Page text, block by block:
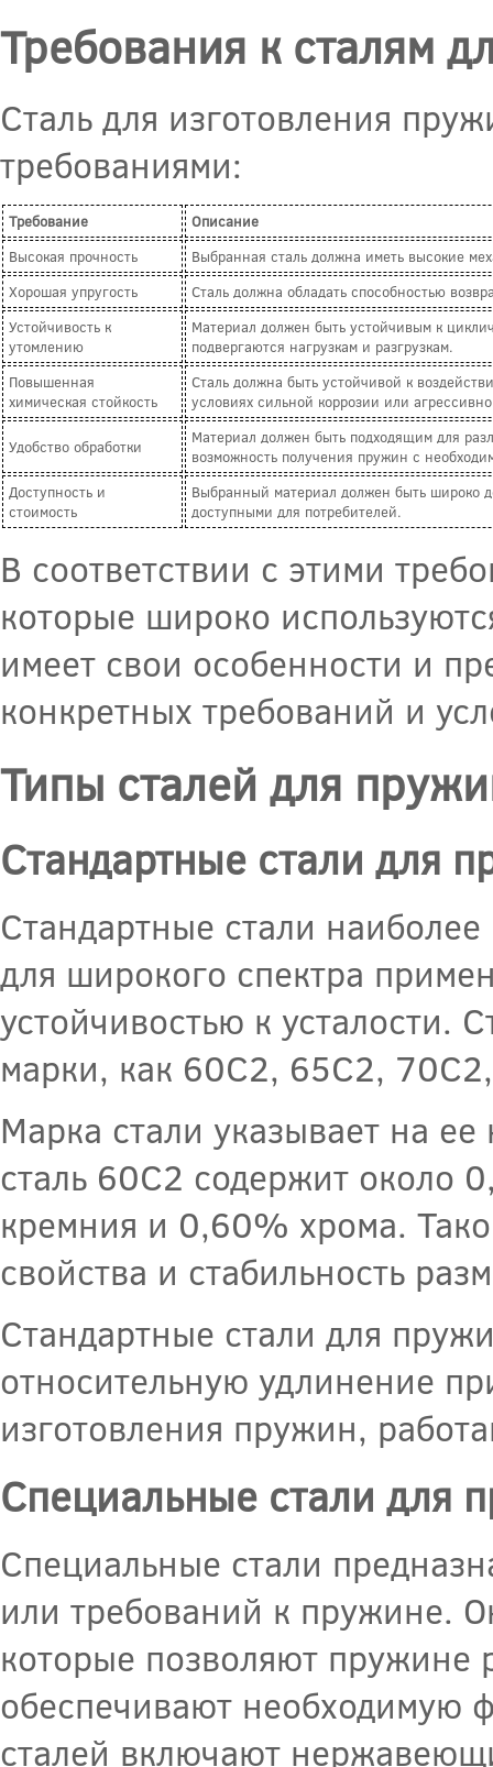
Требования к сталям
Сталь для изготовления
требованиями:
Требование
Описание
Высокая прочность
Выбранная сталь должна иметь высокие
Хорошая упругость
Сталь должна обладать способностью
Устойчивость к
утомлению
Материал должен быть устойчивым к
подвергаются нагрузкам и разгрузкам.
Повышенная
химическая стойкость
Сталь должна быть устойчивой к
условиях сильной коррозии или
Удобство обработки
Материал должен быть подходящим для
возможность получения пружин с
Доступность и
стоимость
Выбранный материал должен быть широко
доступными для потребителей.
В соответствии с этими
которые широко
имеет свои особенности и
конкретных требований и
Типы сталей для
Стандартные стали для
Стандартные стали
для широкого спектра
устойчивостью к усталости.
марки, как 60С2, 65С2,
Марка стали указывает на
сталь 60С2 содержит около
кремния и 0,60% хрома.
свойства и стабильность
Стандартные стали для
относительную удлинение
изготовления пружин,
Специальные стали для
Специальные стали
или требований к пружине.
которые позволяют пружине
обеспечивают необходимую
сталей включают